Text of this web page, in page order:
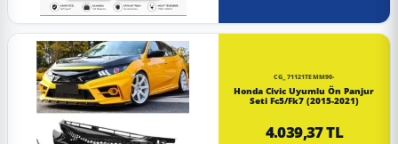
CG_71121TEMM90-
Honda Civic Uyumlu Ön Panjur
Seti Fc5/Fk7 (2015-2021)
4.039,37 TL